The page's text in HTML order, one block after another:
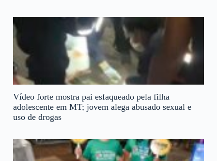
Vídeo forte mostra pai esfaqueado pela filha
adolescente em MT; jovem alega abusado sexual e
uso de drogas